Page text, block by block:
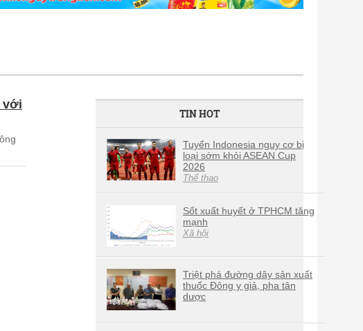
với
TIN HOT
Tuyển Indonesia nguy cơ bị
loại sớm khỏi ASEAN Cup
2026
Thể thao
Sốt xuất huyết ở TPHCM tăng
mạnh
Xã hội
Triệt phá đường dây sản xuất
thuốc Đông y giả, pha tân
dược